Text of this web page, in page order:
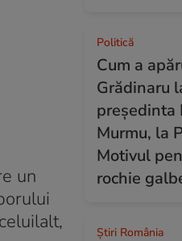
un
Politică
Cum a
Grădinaru
președinta
Murmu, la
Motivul
rochie
Știri România